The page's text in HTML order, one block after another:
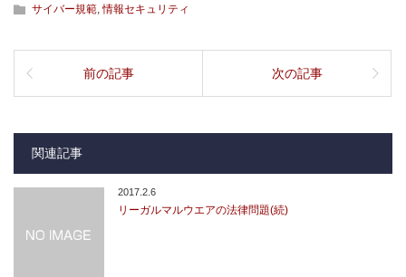
サイバー規範,情報セキュリティ
前の記事 次の記事
関連記事
2017.2.6
リーガルマルウエアの法律問題(続)